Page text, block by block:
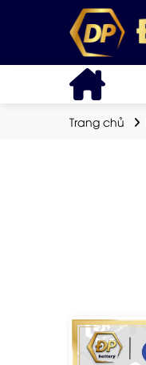
Trang chủ